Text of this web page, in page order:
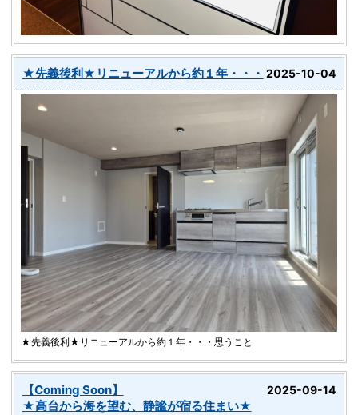
★先義後利★リニューアルから約１年・・・ 2025-10-04
★先義後利★リニューアルから約１年・・・思うこと
【Coming Soon】
★高台から海を望む、静謐が宿る住まい★
2025-09-14